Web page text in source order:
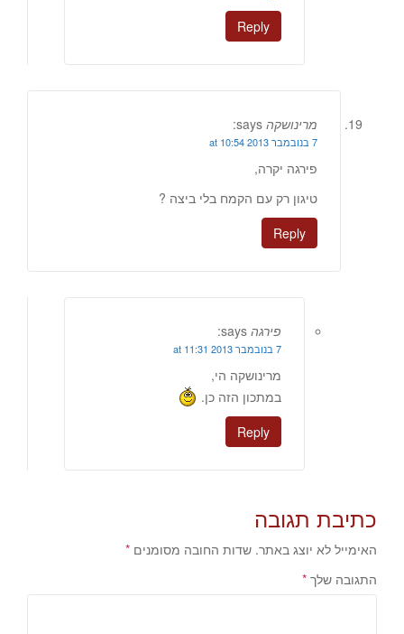
Reply
מרינושקה says:
7 בנובמבר 2013 at 10:54
פירגה יקרה,
טיגון רק עם הקמח בלי ביצה ?
Reply
פירגה says:
7 בנובמבר 2013 at 11:31
מרינושקה הי,
במתכון הזה כן.
Reply
כתיבת תגובה
האימייל לא יוצג באתר. שדות החובה מסומנים *
התגובה שלך *